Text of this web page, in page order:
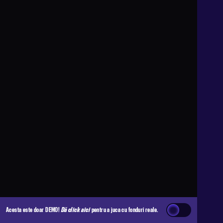
Acesta este doar DEMO!Dă click aicipentru a juca cu fonduri reale.